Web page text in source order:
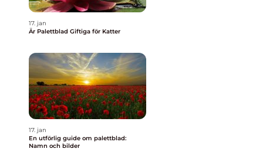
17. jan
Är Palettblad Giftiga för Katter
17. jan
En utförlig guide om palettblad:
Namn och bilder